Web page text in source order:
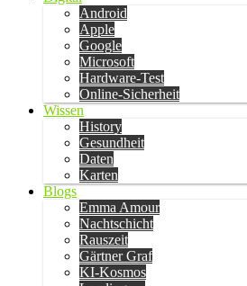
Android
Apple
Google
Microsoft
Hardware-Test
Online-Sicherheit
Wissen
History
Gesundheit
Daten
Karten
Blogs
Emma Amour
Nachtschicht
Rauszeit
Gärtner Graf
KI-Kosmos